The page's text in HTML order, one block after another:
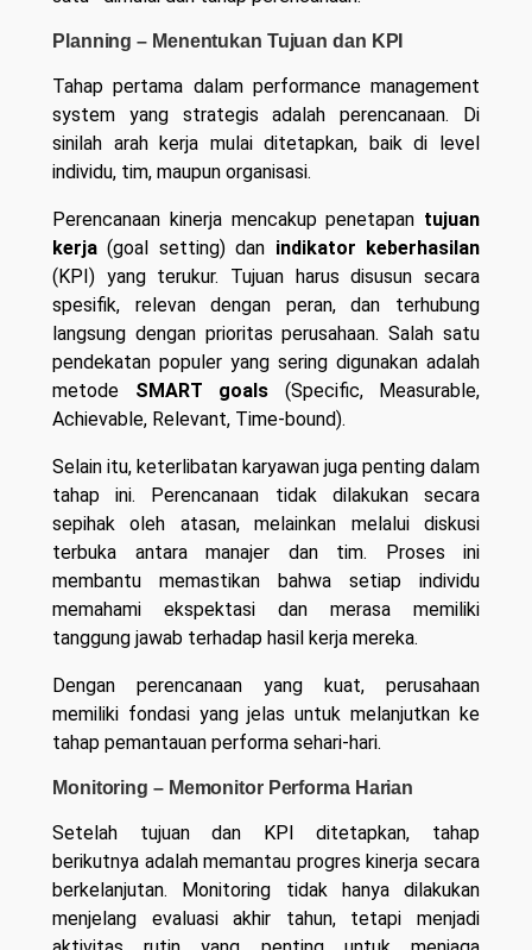
Planning – Menentukan Tujuan dan KPI
Tahap pertama dalam performance management
system yang strategis adalah perencanaan. Di
sinilah arah kerja mulai ditetapkan, baik di level
individu, tim, maupun organisasi.
Perencanaan kinerja mencakup penetapan tujuan
kerja (goal setting) dan indikator keberhasilan
(KPI) yang terukur. Tujuan harus disusun secara
spesifik, relevan dengan peran, dan terhubung
langsung dengan prioritas perusahaan. Salah satu
pendekatan populer yang sering digunakan adalah
metode SMART goals (Specific, Measurable,
Achievable, Relevant, Time-bound).
Selain itu, keterlibatan karyawan juga penting dalam
tahap ini. Perencanaan tidak dilakukan secara
sepihak oleh atasan, melainkan melalui diskusi
terbuka antara manajer dan tim. Proses ini
membantu memastikan bahwa setiap individu
memahami ekspektasi dan merasa memiliki
tanggung jawab terhadap hasil kerja mereka.
Dengan perencanaan yang kuat, perusahaan
memiliki fondasi yang jelas untuk melanjutkan ke
tahap pemantauan performa sehari-hari.
Monitoring – Memonitor Performa Harian
Setelah tujuan dan KPI ditetapkan, tahap
berikutnya adalah memantau progres kinerja secara
berkelanjutan. Monitoring tidak hanya dilakukan
menjelang evaluasi akhir tahun, tetapi menjadi